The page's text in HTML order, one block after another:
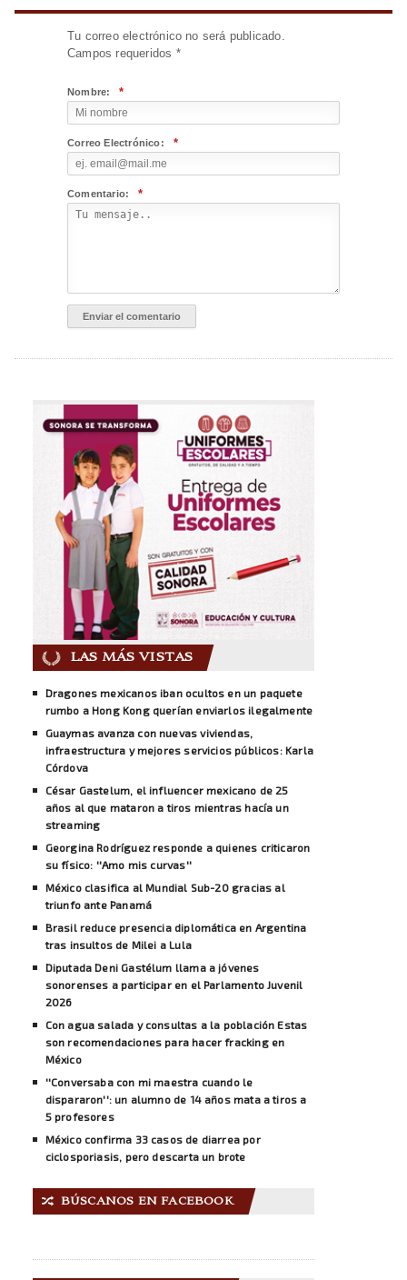
Tu correo electrónico no será publicado.
Campos requeridos *
Nombre: *
Correo Electrónico: *
Comentario: *
LAS MÁS VISTAS
Dragones mexicanos iban ocultos en un paquete
rumbo a Hong Kong querían enviarlos ilegalmente
Guaymas avanza con nuevas viviendas,
infraestructura y mejores servicios públicos: Karla
Córdova
César Gastelum, el influencer mexicano de 25
años al que mataron a tiros mientras hacía un
streaming
Georgina Rodríguez responde a quienes criticaron
su físico: ''Amo mis curvas''
México clasifica al Mundial Sub-20 gracias al
triunfo ante Panamá
Brasil reduce presencia diplomática en Argentina
tras insultos de Milei a Lula
Diputada Deni Gastélum llama a jóvenes
sonorenses a participar en el Parlamento Juvenil
2026
Con agua salada y consultas a la población Estas
son recomendaciones para hacer fracking en
México
''Conversaba con mi maestra cuando le
dispararon'': un alumno de 14 años mata a tiros a
5 profesores
México confirma 33 casos de diarrea por
ciclosporiasis, pero descarta un brote
🔀 BÚSCANOS EN FACEBOOK